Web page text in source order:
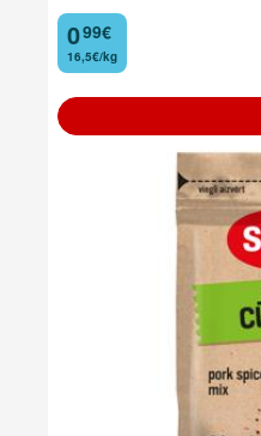
0
. 99€
16,5€/kg